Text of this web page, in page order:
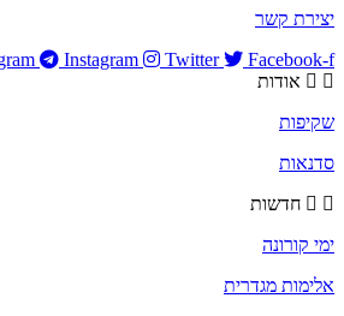
יצירת קשר
Instagram Twitter
Facebook-f
אודות
שקיפות
סדנאות
חדשות
ימי קורונה
אלימות מגדרית